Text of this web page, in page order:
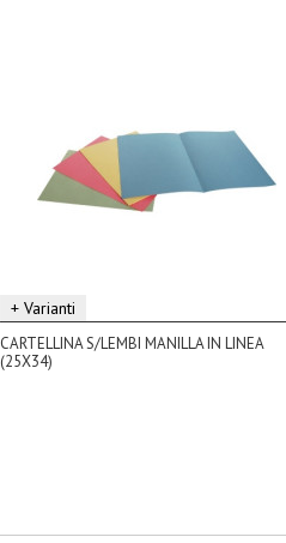
+ Varianti
CARTELLINA S/LEMBI MANILLA IN LINEA
(25X34)